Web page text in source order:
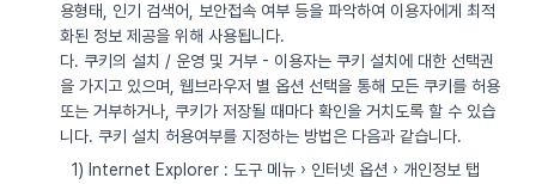
용형태, 인기 검색어, 보안접속 여부 등을 파악하여 이용자에게 최적
화된 정보 제공을 위해 사용됩니다.
다. 쿠키의 설치 / 운영 및 거부 - 이용자는 쿠키 설치에 대한 선택권
을 가지고 있으며, 웹브라우저 별 옵션 선택을 통해 모든 쿠키를 허용
또는 거부하거나, 쿠키가 저장될 때마다 확인을 거치도록 할 수 있습
니다. 쿠키 설치 허용여부를 지정하는 방법은 다음과 같습니다.
1) Internet Explorer : 도구 메뉴 › 인터넷 옵션 › 개인정보 탭